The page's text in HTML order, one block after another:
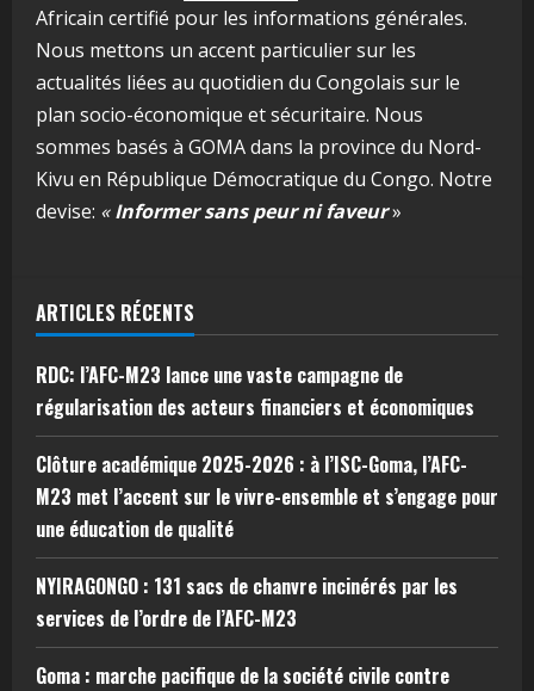
Africain certifié pour les informations générales.
Nous mettons un accent particulier sur les
actualités liées au quotidien du Congolais sur le
plan socio-économique et sécuritaire. Nous
sommes basés à GOMA dans la province du Nord-
Kivu en République Démocratique du Congo. Notre
devise: «Informer sans peur ni faveur»
ARTICLES RÉCENTS
RDC: l’AFC-M23 lance une vaste campagne de
régularisation des acteurs financiers et économiques
Clôture académique 2025-2026 : à l’ISC-Goma, l’AFC-
M23 met l’accent sur le vivre-ensemble et s’engage pour
une éducation de qualité
NYIRAGONGO : 131 sacs de chanvre incinérés par les
services de l’ordre de l’AFC-M23
Goma : marche pacifique de la société civile contre